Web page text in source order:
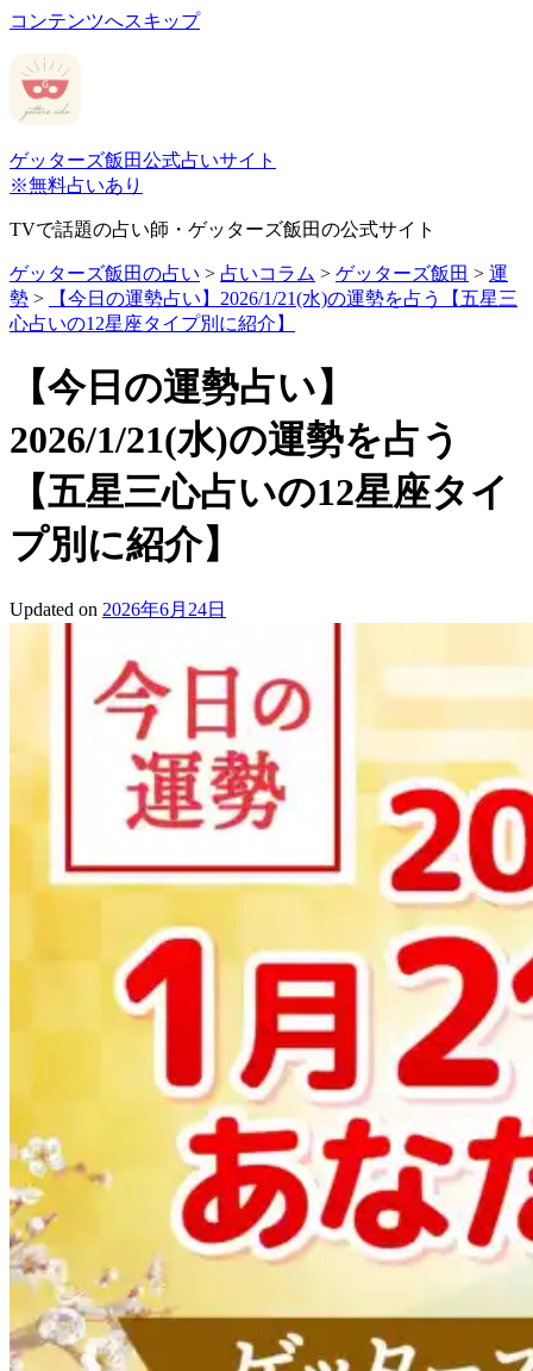
コンテンツへスキップ
ゲッターズ飯田公式占いサイト
※無料占いあり
TVで話題の占い師・ゲッターズ飯田の公式サイト
ゲッターズ飯田の占い > 占いコラム > ゲッターズ飯田 > 運
勢 >
【今日の運勢占い】2026/1/21(水)の運勢を占う【五星三
心占いの12星座タイプ別に紹介】
【今日の運勢占い】
2026/1/21(水)の運勢を占う
【五星三心占いの12星座タイ
プ別に紹介】
Updated on 2026年6月24日